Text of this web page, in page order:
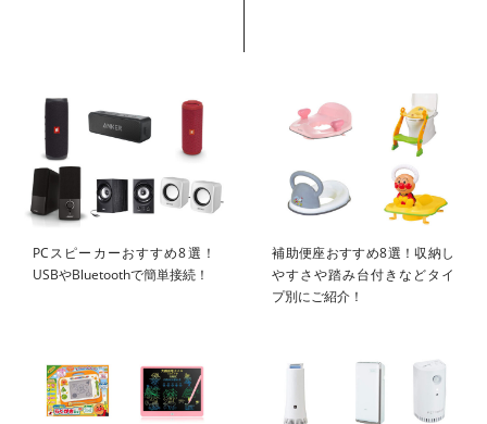
PCスピーカーおすすめ8選！
USBやBluetoothで簡単接続！
補助便座おすすめ8選！収納し
やすさや踏み台付きなどタイ
プ別にご紹介！